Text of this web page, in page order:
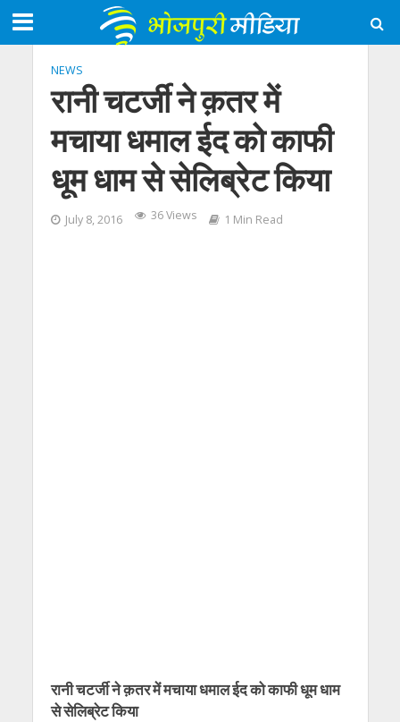
NEWS
रानी चटर्जी ने क़तर में
मचाया धमाल ईद को काफी
धूम धाम से सेलिब्रेट किया
July 8, 2016 36 Views 1 Min Read
रानी चटर्जी ने क़तर में मचाया धमाल ईद को काफी धूम धाम
से सेलिब्रेट किया